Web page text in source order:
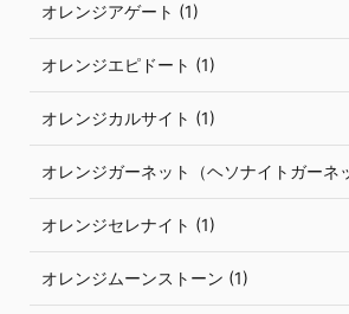
オレンジアゲート (1)
オレンジエピドート (1)
オレンジカルサイト (1)
オレンジガーネット（ヘソナイトガーネ
オレンジセレナイト (1)
オレンジムーンストーン (1)